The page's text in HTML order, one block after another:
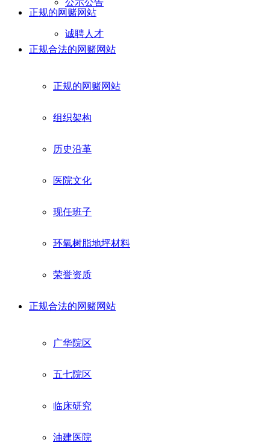
诚聘人才
正规的网赌网站
正规合法的网赌网站
正规的网赌网站
组织架构
历史沿革
医院文化
现任班子
环氧树脂地坪材料
荣誉资质
正规合法的网赌网站
广华院区
五七院区
临床研究
油建医院